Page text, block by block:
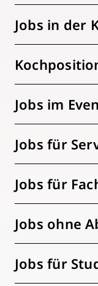
Jobs in der
Jobs im
Jobs für
Jobs für
Jobs ohne
Jobs für